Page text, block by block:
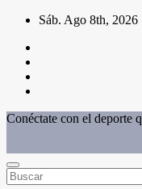
Saltar
contenido
Sáb. Ago 8th, 2026
Conéctate con el deporte